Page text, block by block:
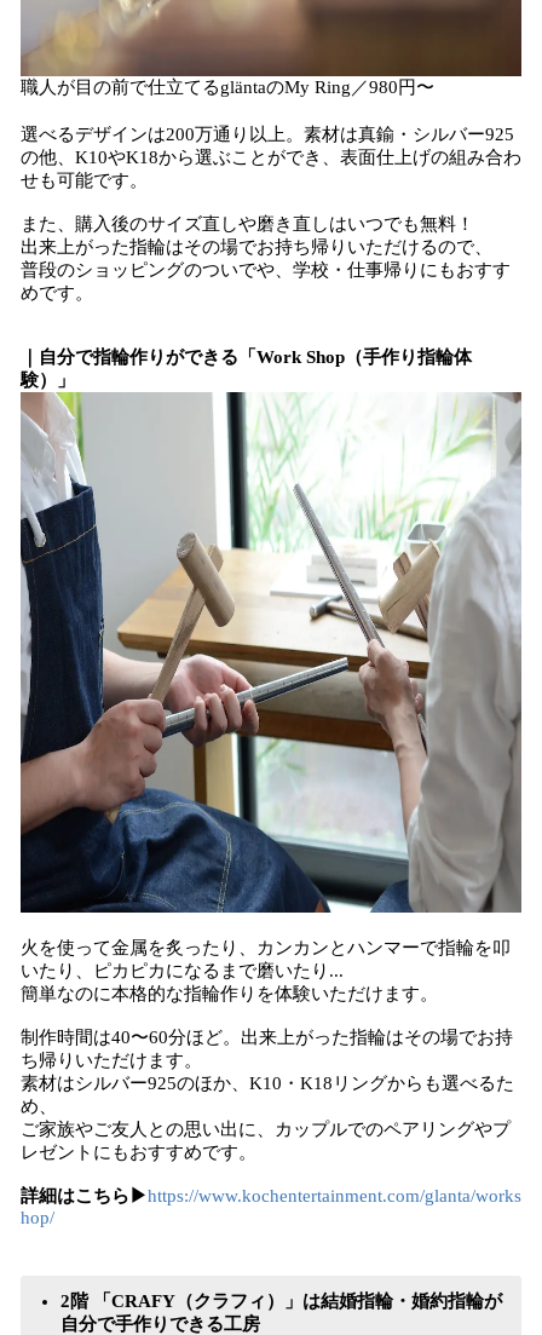
職人が目の前で仕立てるgläntaのMy Ring／980円〜
選べるデザインは200万通り以上。素材は真鍮・シルバー925
の他、K10やK18から選ぶことができ、表面仕上げの組み合わ
せも可能です。
また、購入後のサイズ直しや磨き直しはいつでも無料！
出来上がった指輪はその場でお持ち帰りいただけるので、
普段のショッピングのついでや、学校・仕事帰りにもおすす
めです。
｜自分で指輪作りができる「Work Shop（手作り指輪体
験）」
火を使って金属を炙ったり、カンカンとハンマーで指輪を叩
いたり、ピカピカになるまで磨いたり...
簡単なのに本格的な指輪作りを体験いただけます。
制作時間は40〜60分ほど。出来上がった指輪はその場でお持
ち帰りいただけます。
素材はシルバー925のほか、K10・K18リングからも選べるた
め、
ご家族やご友人との思い出に、カップルでのペアリングやプ
レゼントにもおすすめです。
詳細はこちら▶︎https://www.kochentertainment.com/glanta/works
hop/
2階 「CRAFY（クラフィ）」は結婚指輪・婚約指輪が
自分で手作りできる工房